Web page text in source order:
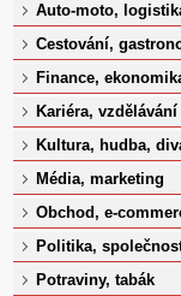
Auto-moto,
Cestování,
Finance,
Kariéra, vzdělávání
Kultura, hudba,
Média, marketing
Obchod, e-
Politika,
Potraviny, tabák